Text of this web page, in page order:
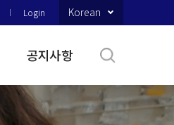
Login Korean
공지사항